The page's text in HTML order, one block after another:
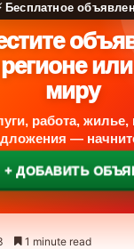
Бесплатное
миру
работа, жилье,
—
+ ДОБАВИТЬ
1 minute read